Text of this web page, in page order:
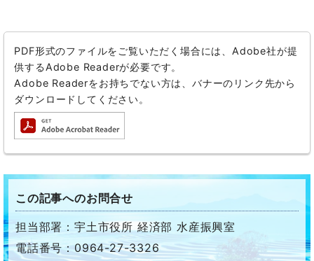
PDF形式のファイルをご覧いただく場合には、Adobe社が提
供するAdobe Readerが必要です。
Adobe Readerをお持ちでない方は、バナーのリンク先から
ダウンロードしてください。
この記事へのお問合せ
担当部署：宇土市役所 経済部 水産振興室
電話番号：0964-27-3326